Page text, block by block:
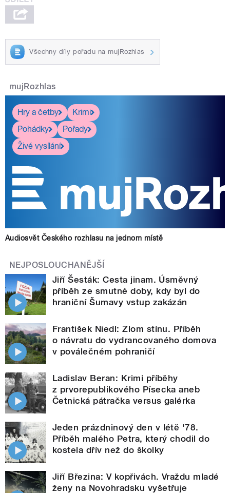
Všechny díly pořadu na mujRozhlas
mujRozhlas
Hry a četby
Krimi
Pohádky
Pořady
Živé vysílání
Audiosvět Českého rozhlasu na jednom místě
NEJPOSLOUCHANĚJŠÍ
Jiří Šesták: Cesta jinam. Úsměvný
příběh ze smutné doby, kdy byl do
hraniční Šumavy vstup zakázán
František Niedl: Zlom stínu. Příběh
o návratu do vydrancovaného domova
v poválečném pohraničí
Ladislav Beran: Krimi příběhy
z prvorepublikového Písecka aneb
Četnická pátračka versus galérka
Jeden prázdninový den v létě '78.
Příběh malého Petra, který chodil do
kostela dřív než do školky
Jiří Březina: V kopřivách. Vraždu mladé
ženy na Novohradsku vyšetřuje